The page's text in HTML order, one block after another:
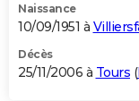
Naissance
10/09/1951 à
Décès
25/11/2006 à Tours (